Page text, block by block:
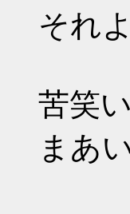
それ
苦笑
まあ